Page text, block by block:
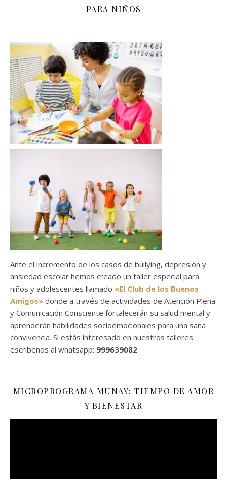
PARA NIÑOS
Ante el incremento de los casos de bullying, depresión y
ansiedad escolar hemos creado un taller especial para
niños y adolescentes llamado «El Club de los Buenos
Amigos» donde a través de actividades de Atención Plena
y Comunicación Consciente fortalecerán su salud mental y
aprenderán habilidades socioemocionales para una sana
convivencia. Si estás interesado en nuestros talleres
escríbenos al whatsapp: 999639082
MICROPROGRAMA MUNAY: TIEMPO DE AMOR
Y BIENESTAR